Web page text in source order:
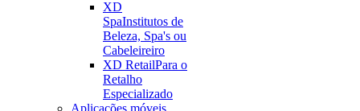
XD
SpaInstitutos de
Beleza, Spa's ou
Cabeleireiro
XD RetailPara o
Retalho
Especializado
Aplicações móveis